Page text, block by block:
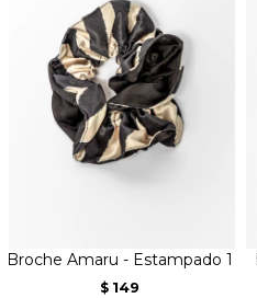
Broche Amaru - Estampado 1
$ 149